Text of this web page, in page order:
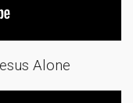
Alone